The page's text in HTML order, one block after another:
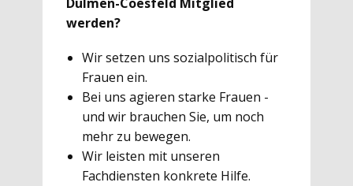
werden?
Wir setzen uns sozialpolitisch für
Frauen ein.
Bei uns agieren starke Frauen -
und wir brauchen Sie, um noch
mehr zu bewegen.
Wir leisten mit unseren
Fachdiensten konkrete Hilfe.